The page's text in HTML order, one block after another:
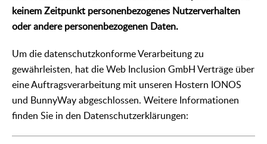
keinem Zeitpunkt personenbezogenes Nutzerverhalten
oder andere personenbezogenen Daten.
Um die datenschutzkonforme Verarbeitung zu
gewährleisten, hat die Web Inclusion GmbH Verträge über
eine Auftragsverarbeitung mit unseren Hostern IONOS
und BunnyWay abgeschlossen. Weitere Informationen
finden Sie in den Datenschutzerklärungen: